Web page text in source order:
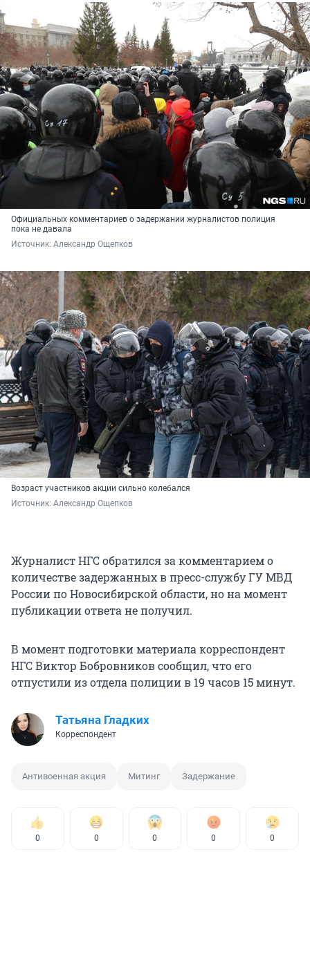
Официальных комментариев о задержании журналистов полиция
пока не давала
Источник: Александр Ощепков
Возраст участников акции сильно колебался
Источник: Александр Ощепков
Журналист НГС обратился за комментарием о
количестве задержанных в пресс-службу ГУ МВД
России по Новосибирской области, но на момент
публикации ответа не получил.
В момент подготовки материала корреспондент
НГС Виктор Бобровников сообщил, что его
отпустили из отдела полиции в 19 часов 15 минут.
Татьяна Гладких
Корреспондент
Антивоенная акция Митинг Задержание
0 0 0 0 0